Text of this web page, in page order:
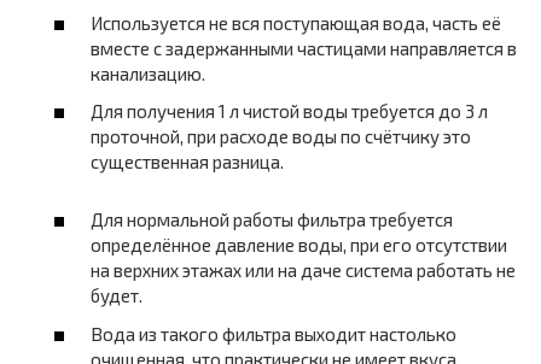
Используется не вся поступающая вода, часть её
вместе с задержанными частицами направляется в
канализацию.
Для получения 1 л чистой воды требуется до 3 л
проточной, при расходе воды по счётчику это
существенная разница.
Для нормальной работы фильтра требуется
определённое давление воды, при его отсутствии
на верхних этажах или на даче система работать не
будет.
Вода из такого фильтра выходит настолько
очищенная, что практически не имеет вкуса.